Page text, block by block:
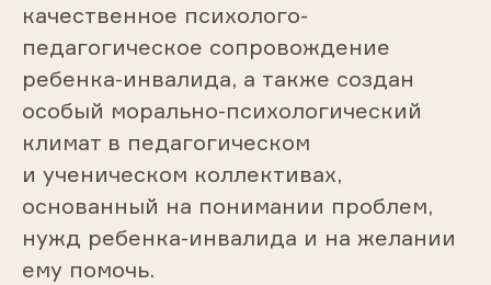
качественное психолого-
педагогическое сопровождение
ребенка-инвалида, а также создан
особый морально-психологический
климат в педагогическом
и ученическом коллективах,
основанный на понимании проблем,
нужд ребенка-инвалида и на желании
ему помочь.